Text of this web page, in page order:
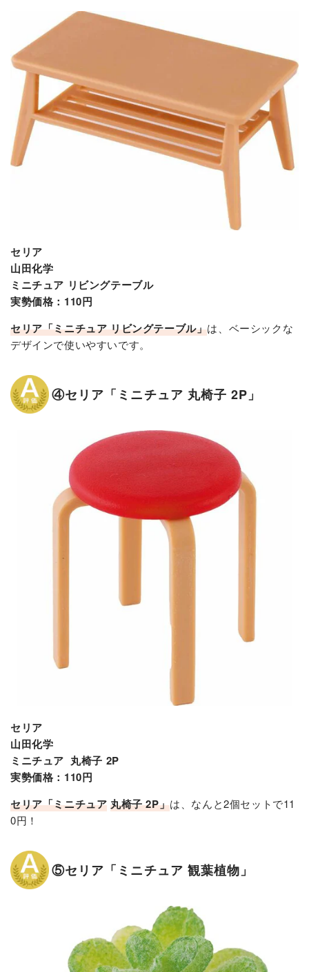
セリア
山田化学
ミニチュア リビングテーブル
実勢価格：110円
セリア「ミニチュア リビングテーブル」は、ベーシックな
デザインで使いやすいです。
④セリア「ミニチュア 丸椅子 2P」
セリア
山田化学
ミニチュア 丸椅子 2P
実勢価格：110円
セリア「ミニチュア 丸椅子 2P」は、なんと2個セットで11
0円！
⑤セリア「ミニチュア 観葉植物」